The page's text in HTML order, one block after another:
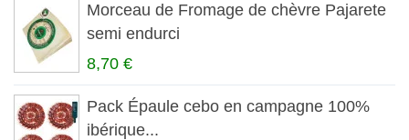
Morceau de Fromage de chèvre Pajarete
semi endurci
8,70 €
Pack Épaule cebo en campagne 100%
ibérique...